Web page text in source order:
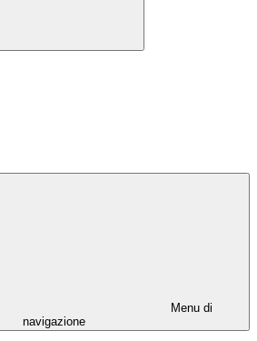
Menu di
navigazione